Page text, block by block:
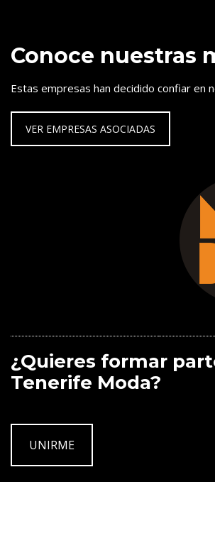
Conoce nuestras
Estas empresas han decidido confiar en
VER EMPRESAS ASOCIADAS
¿Quieres formar
Tenerife Moda?
UNIRME